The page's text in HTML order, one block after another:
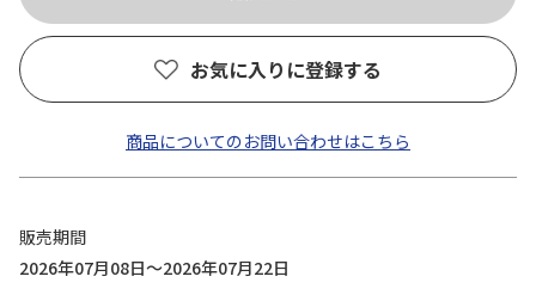
お気に入りに登録する
商品についてのお問い合わせはこちら
販売期間
2026年07月08日～2026年07月22日